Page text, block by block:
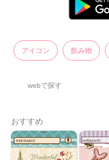
アイコン 飲み物
webで探す
おすすめ